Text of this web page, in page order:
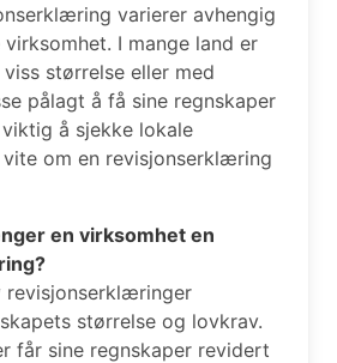
varierer avhengig
I mange land er
størrelse eller med
pålagt å få sine regnskaper
å sjekke lokale
om en revisjonserklæring
en virksomhet en
revisjonserklæringer
størrelse og lovkrav.
får sine regnskaper revidert